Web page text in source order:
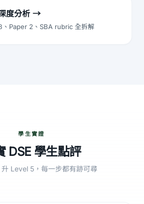
度分析 →
、Paper 2、SBA rubric 全拆解
學生實證
DSE 學生點評
Level 5，每一步都有跡可尋